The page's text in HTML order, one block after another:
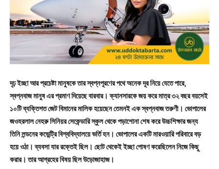
দৃঢ় ইচ্ছা আর প্রচেষ্টা মানুষকে তার স্বপ্নপূরণের পথে অনেক দূর নিয়ে যেতে পারে,
স্বপ্নবাজ মানুষ এর প্রমাণ দিয়েছে বারবার। ক্যানসারকে জয় করে মাত্র ৩২ বছর বয়সেই
১০টি ব্যক্তিগত জেট বিমানের মালিক হয়েছেন তেমনই এক স্বপ্নবাজ তরুণী। ভোপালের
জওহরলাল নেহরু সিনিয়র সেকেন্ডারি স্কুল থেকে পড়াশোনা শেষ করে উচ্চশিক্ষার জন্য
তিনি লন্ডনের কভেন্ট্রি বিশ্ববিদ্যালয়ে ভর্তি হন। ভোপালের একটি মারওয়ারি পরিবারে বড়
হয়ে ওঠা। ব্যবসা যার রক্তেই ছিল। ছোট থেকেই ইচ্ছা পোষণ করেছিলেন নিজে কিছু
করার। তার আগ্রহের বিষয় ছিল উড়োজাহাজ।